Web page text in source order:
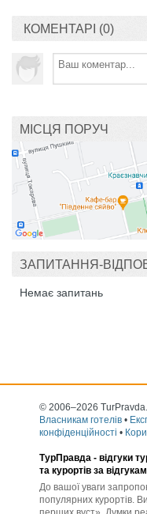
КОМЕНТАРІ (0)
МІСЦЯ ПОРУЧ
ЗАПИТАННЯ-
Немає запитань
© 2006–2026
Власникам готелів •
конфіденційності •
ТурПравда - відгуки
та курортів за
До вашої уваги
популярних курортів.